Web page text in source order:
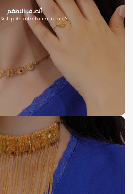
أنصاف الاطقم
اكتشف تشكيلة أنصاف أطقم